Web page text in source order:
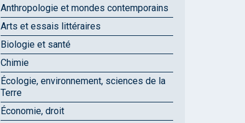
Anthropologie et mondes contemporains
Arts et essais littéraires
Biologie et santé
Chimie
Écologie, environnement, sciences de la
Terre
Économie, droit